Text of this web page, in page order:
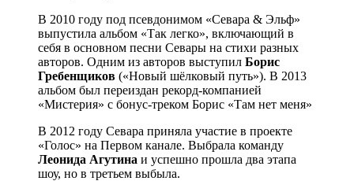
В 2010 году под псевдонимом «Севара & Эльф»
выпустила альбом «Так легко», включающий в
себя в основном песни Севары на стихи разных
авторов. Одним из авторов выступил Борис
Гребенщиков («Новый шёлковый путь»). В 2013
альбом был переиздан рекорд-компанией
«Мистерия» с бонус-треком Борис «Там нет меня»
В 2012 году Севара приняла участие в проекте
«Голос» на Первом канале. Выбрала команду
Леонида Агутина и успешно прошла два этапа
шоу, но в третьем выбыла.